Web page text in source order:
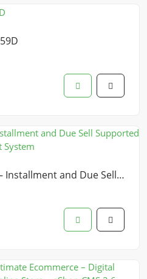
Source Code myShop – Installment and Due Sell Supported Powerful Shop Management System